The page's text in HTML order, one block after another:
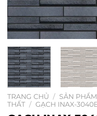
TRANG CHỦ / SẢN PHẨM
THẤT / GẠCH INAX-